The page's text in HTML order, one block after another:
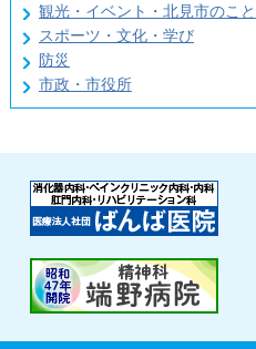
観光・イベント・北見市のこと
スポーツ・文化・学び
防災
市政・市役所